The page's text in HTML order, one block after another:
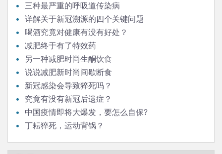
三种最严重的呼吸道传染病
详解关于新冠溯源的四个关键问题
喝酒究竟对健康有没有好处？
减肥终于有了特效药
另一种减肥时尚生酮饮食
说说减肥新时尚间歇断食
新冠感染会导致猝死吗？
究竟有没有新冠后遗症？
中国疫情即将大爆发，要怎么自保?
丁耘猝死，运动背锅？